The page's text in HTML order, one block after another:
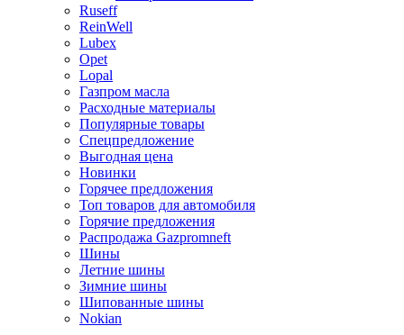
Ruseff
ReinWell
Lubex
Opet
Lopal
Газпром масла
Расходные материалы
Популярные товары
Спецпредложение
Выгодная цена
Новинки
Горячее предложения
Топ товаров для автомобиля
Горячие предложения
Распродажа Gazpromneft
Шины
Летние шины
Зимние шины
Шипованные шины
Nokian